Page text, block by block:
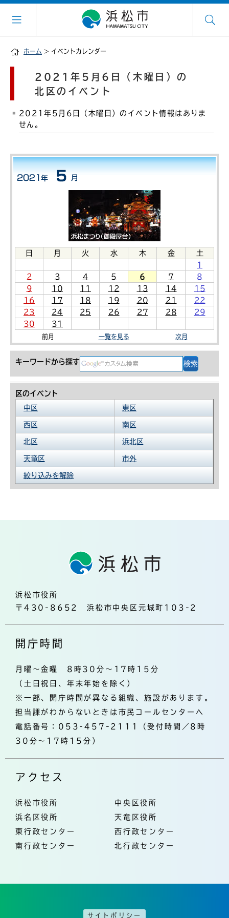
ホーム > イベントカレンダー
日 月 火 水 木 金
土
1
2
3 4 5 6 7
8
9
10 11 12 13 14
15
16
17 18 19 20 21
22
23
24 25 26 27 28
29
30
31
前月 一覧を見る 次月
キーワードから探す
区のイベント
中区
東区
西区 南区
北区 浜北区
天竜区 市外
絞り込みを解除
2021年5月6日（木曜日）の
北区のイベント
2021年5月6日（木曜日）のイベント情報はありま
せん。
浜松市役所
〒430-8652 浜松市中央区元城町103-2
開庁時間
月曜～金曜 8時30分～17時15分
（土日祝日、年末年始を除く）
※一部、開庁時間が異なる組織、施設があります。
担当課がわからないときは市民コールセンターへ
電話番号：053-457-2111（受付時間／8時
30分～17時15分）
アクセス
浜松市役所
中央区役所
浜名区役所
天竜区役所
東行政センター
西行政センター
南行政センター
北行政センター
サイトポリシー